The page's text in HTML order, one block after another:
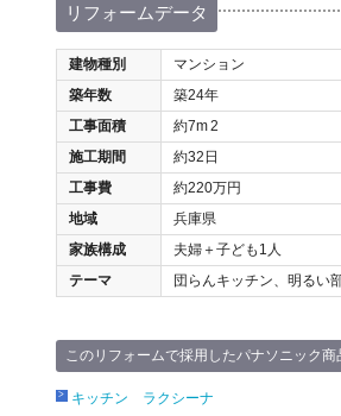
リフォームデータ
建物種別
マンション
築年数
築24年
工事面積
約7m2
施工期間
約32日
工事費
約220万円
地域
兵庫県
家族構成
夫婦＋子ども1人
テーマ
団らんキッチン、明るい
このリフォームで採用したパナソニック商
キッチン ラクシーナ